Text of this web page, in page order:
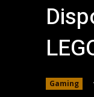
Gaming